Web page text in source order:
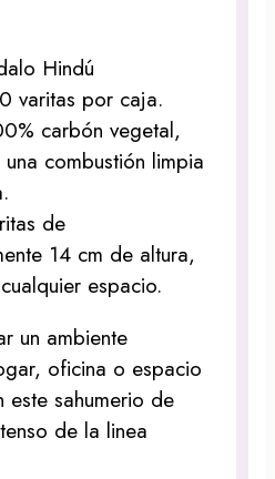
Hindú
varitas por caja.
carbón vegetal,
combustión limpia
de
14 cm de altura,
espacio.
un ambiente
oficina o espacio
sahumerio de
de la linea